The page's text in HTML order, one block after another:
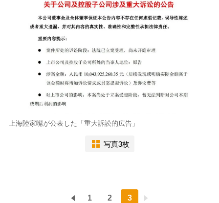
上海陸家嘴が公表した「重大訴訟的広告」
写真3枚
1 2 3